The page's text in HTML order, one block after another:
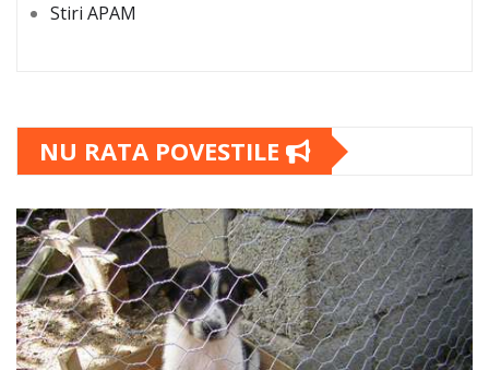
Stiri APAM
NU RATA POVESTILE